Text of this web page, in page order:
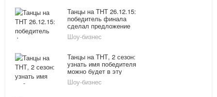
Танцы на ТНТ 26.12.15:
победитель финала
сделал предложение
своей девушке на сцене
Шоу-бизнес
Танцы на ТНТ, 2 сезон:
узнать имя победителя
можно будет в эту
субботу 26.12.15
Шоу-бизнес